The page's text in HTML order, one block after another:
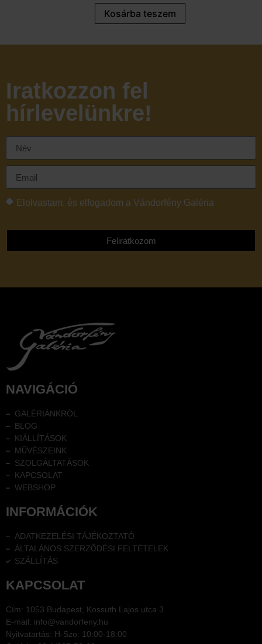
Kosárba teszem
Iratkozzon fel
hírlevelünkre!
Elolvastam, és elfogadom a Vándorfény Galéria
Feliratkozom
NAVIGÁCIÓ
GALÉRIÁNKRÓL
BLOG
KIÁLLÍTÁSOK
MŰVÉSZEINK
SZOLGÁLTATÁSOK
KAPCSOLAT
WEBSHOP
INFORMÁCIÓK
ADATKEZELÉSI TÁJÉKOZTATÓ
ÁLTALÁNOS SZERZŐDÉSI FELTÉTELEK
SZÁLLÍTÁS
KAPCSOLAT
Cím: 1053 Budapest, Kossuth Lajos utca 3.
E-mail: info@vandorfeny.hu
Nyitvatartás: H-Szo: 10:00-18:00